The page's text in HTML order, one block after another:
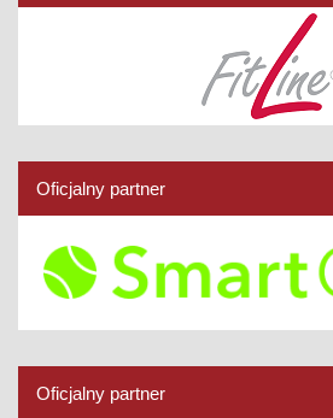
Oficjalny partner
Oficjalny partner